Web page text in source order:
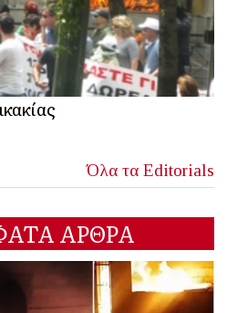
Όλα τα Editorials
ΑΡΘΡΑ